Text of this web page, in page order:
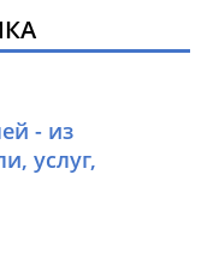
- из
услуг,